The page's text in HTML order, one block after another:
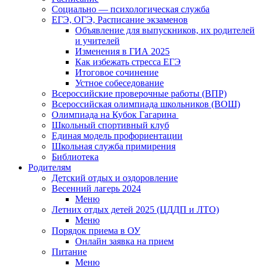
Социально — психологическая служба
ЕГЭ, ОГЭ, Расписание экзаменов
Объявление для выпускников, их родителей
и учителей
Изменения в ГИА 2025
Как избежать стресса ЕГЭ
Итоговое сочинение
Устное собеседование
Всероссийские проверочные работы (ВПР)
Всероссийская олимпиада школьников (ВОШ)
Олимпиада на Кубок Гагарина
Школьный спортивный клуб
Единая модель профориентации
Школьная служба примирения
Библиотека
Родителям
Детский отдых и оздоровление
Весенний лагерь 2024
Меню
Летних отдых детей 2025 (ЦДДП и ЛТО)
Меню
Порядок приема в ОУ
Онлайн заявка на прием
Питание
Меню